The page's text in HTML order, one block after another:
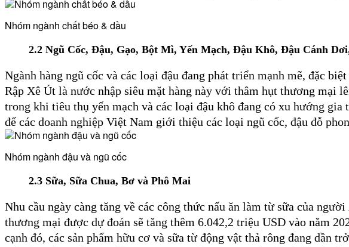
Nhóm ngành chất béo & dầu
2.2 Ngũ Cốc, Đậu, Gạo, Bột Mì, Yến Mạch, Đậu Khô, Đậu Cánh
Ngành hàng ngũ cốc và các loại đậu đang phát triển mạnh mẽ, đặc
Rập Xê Út là nước nhập siêu mặt hàng này với thâm hụt thương mại
trong khi tiêu thụ yến mạch và các loại đậu khô đang có xu hướng
để các doanh nghiệp Việt Nam giới thiệu các loại ngũ cốc, đậu đỗ
Nhóm ngành đậu và ngũ cốc
2.3 Sữa, Sữa Chua, Bơ và Phô Mai
Nhu cầu ngày càng tăng về các công thức nấu ăn làm từ sữa của
thương mại được dự đoán sẽ tăng thêm 6.042,2 triệu USD vào năm
cạnh đó, các sản phẩm hữu cơ và sữa từ động vật thả rông đang dần